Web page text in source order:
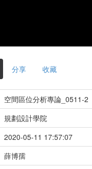
分享 收藏
空間區位分析專論_0511-2
規劃設計學院
2020-05-11 17:57:07
薛博孺